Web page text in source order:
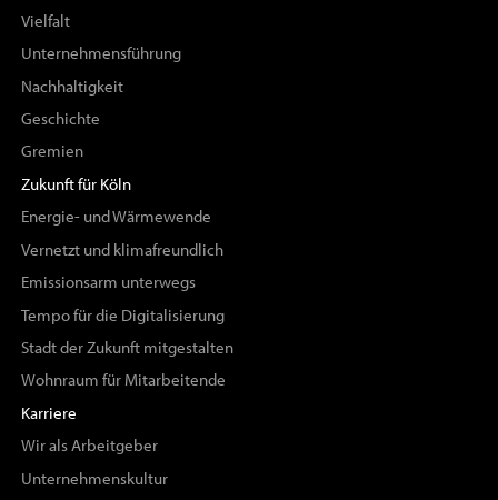
Vielfalt
Unternehmensführung
Nachhaltigkeit
Geschichte
Gremien
Zukunft für Köln
Energie- und Wärmewende
Vernetzt und klimafreundlich
Emissionsarm unterwegs
Tempo für die Digitalisierung
Stadt der Zukunft mitgestalten
Wohnraum für Mitarbeitende
Karriere
Wir als Arbeitgeber
Unternehmenskultur